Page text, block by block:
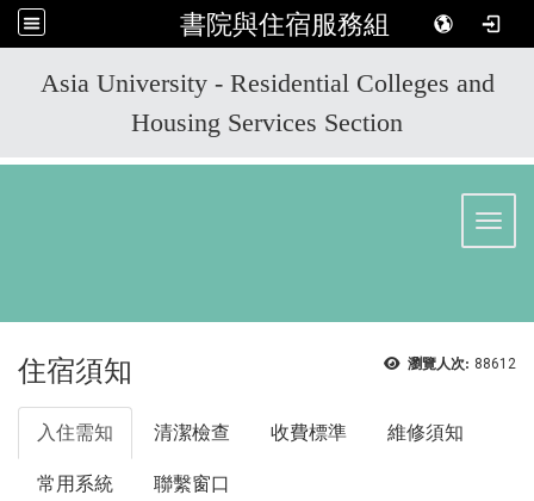
書院與住宿服務組
Asia University - Residential Colleges and
Housing Services Section
瀏覽人次: 88612
住宿須知
入住需知 清潔檢查 收費標準 維修須知
常用系統 聯繫窗口